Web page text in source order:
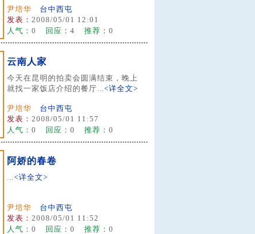
尹培华
台中西屯
发表： 2008/05/01 12:01
人气： 0 回应： 4 推荐： 0
云南人家
今天在昆明的拍卖会圆满结束，晚上
就找一家饭店介绍的餐厅...<详全文>
尹培华
台中西屯
发表： 2008/05/01 11:57
人气： 0 回应： 0 推荐： 0
阿娇的春卷
...<详全文>
尹培华
台中西屯
发表： 2008/05/01 11:52
人气： 0 回应： 0 推荐： 0